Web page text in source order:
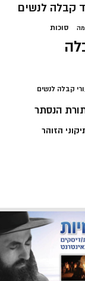
קבלה לנשים
סוכות
קבלה לנשים
הנסתר
הזוהר